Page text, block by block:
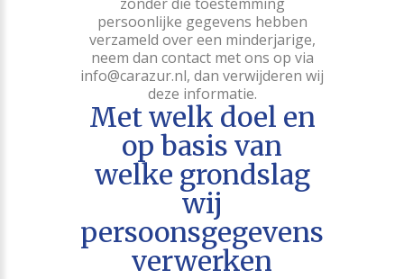
persoonlijke gegevens hebben
verzameld over een minderjarige,
neem dan contact met ons op via
info@carazur.nl, dan verwijderen wij
deze informatie.
Met welk doel en
op basis van
welke grondslag
wij
persoonsgegevens
verwerken